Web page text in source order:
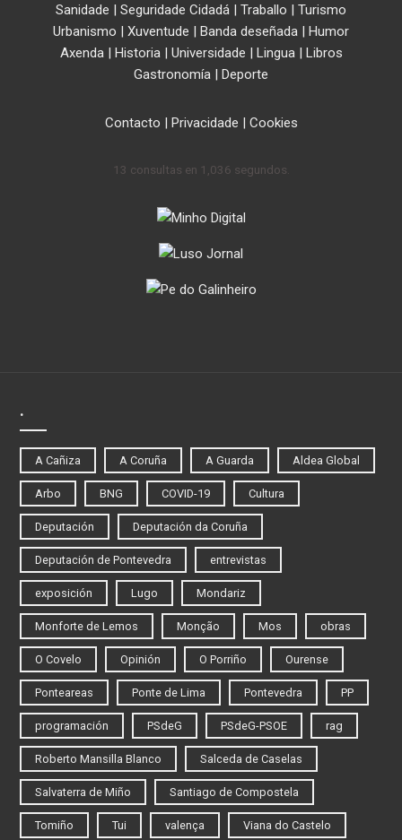
Sanidade | Seguridade Cidadá | Traballo | Turismo
Urbanismo | Xuventude | Banda deseñada | Humor
Axenda | Historia | Universidade | Lingua | Libros
Gastronomía | Deporte
Contacto | Privacidade | Cookies
13 consultas en 1,036 segundos.
.
A Cañiza A Coruña A Guarda Aldea Global
Arbo BNG COVID-19 Cultura
Deputación Deputación da Coruña
Deputación de Pontevedra entrevistas
exposición Lugo Mondariz
Monforte de Lemos Monção Mos obras
O Covelo Opinión O Porriño Ourense
Ponteareas Ponte de Lima Pontevedra PP
programación PSdeG PSdeG-PSOE rag
Roberto Mansilla Blanco Salceda de Caselas
Salvaterra de Miño Santiago de Compostela
Tomiño Tui valença Viana do Castelo